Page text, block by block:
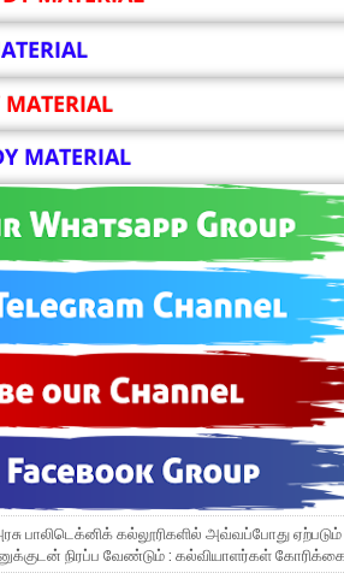
MATERIAL
பாலிடெக்னிக் கல்லூரிகளில் அவ்வப்போது ஏற்படும்
நிரப்ப வேண்டும் : கல்வியாளர்கள்